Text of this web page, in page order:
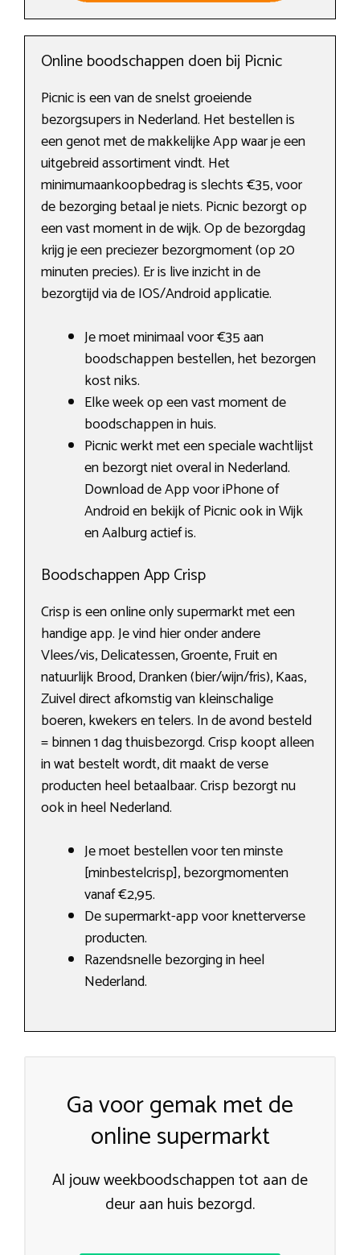
Online boodschappen doen bij Picnic
Picnic is een van de snelst groeiende
bezorgsupers in Nederland. Het bestellen is
een genot met de makkelijke App waar je een
uitgebreid assortiment vindt. Het
minimumaankoopbedrag is slechts €35, voor
de bezorging betaal je niets. Picnic bezorgt op
een vast moment in de wijk. Op de bezorgdag
krijg je een preciezer bezorgmoment (op 20
minuten precies). Er is live inzicht in de
bezorgtijd via de IOS/Android applicatie.
Je moet minimaal voor €35 aan
boodschappen bestellen, het bezorgen
kost niks.
Elke week op een vast moment de
boodschappen in huis.
Picnic werkt met een speciale wachtlijst
en bezorgt niet overal in Nederland.
Download de App voor iPhone of
Android en bekijk of Picnic ook in Wijk
en Aalburg actief is.
Boodschappen App Crisp
Crisp is een online only supermarkt met een
handige app. Je vind hier onder andere
Vlees/vis, Delicatessen, Groente, Fruit en
natuurlijk Brood, Dranken (bier/wijn/fris), Kaas,
Zuivel direct afkomstig van kleinschalige
boeren, kwekers en telers. In de avond besteld
= binnen 1 dag thuisbezorgd. Crisp koopt alleen
in wat bestelt wordt, dit maakt de verse
producten heel betaalbaar. Crisp bezorgt nu
ook in heel Nederland.
Je moet bestellen voor ten minste
[minbestelcrisp], bezorgmomenten
vanaf €2,95.
De supermarkt-app voor knetterverse
producten.
Razendsnelle bezorging in heel
Nederland.
Ga voor gemak met de
online supermarkt
Al jouw weekboodschappen tot aan de
deur aan huis bezorgd.